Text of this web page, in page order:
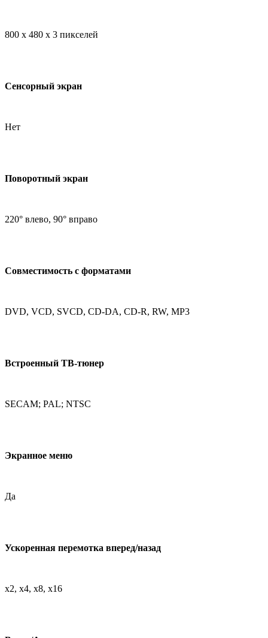
800 x 480 х 3 пикселей
Сенсорный экран
Нет
Поворотный экран
220° влево, 90° вправо
Совместимость с форматами
DVD, VCD, SVCD, CD-DA, CD-R, RW, MP3
Встроенный ТВ-тюнер
SECAM; PAL; NTSC
Экранное меню
Да
Ускоренная перемотка вперед/назад
х2, х4, х8, х16